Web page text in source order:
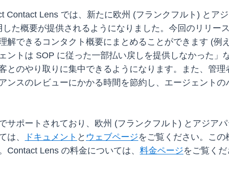
Contact Lens では、新たに欧州 (フランクフルト) とア
した概要が提供されるようになりました。今回のリリ
解できるコンタクト概要にまとめることができます (
ントは SOP に従った一部払い戻しを提供しなかった
とのやり取りに集中できるようになります。また、管
ンスのレビューにかかる時間を節約し、エージェント
サポートされており、欧州 (フランクフルト) とアジア
は、
ドキュメント と ウェブページをご覧ください。こ
Contact Lens の料金については、 料金ページをご覧くだ